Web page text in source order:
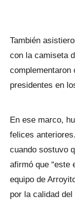
También
con la camiseta
complementaron
presidentes en
En ese marco,
felices
cuando sostuvo
afirmó que “este
equipo de
por la calidad del